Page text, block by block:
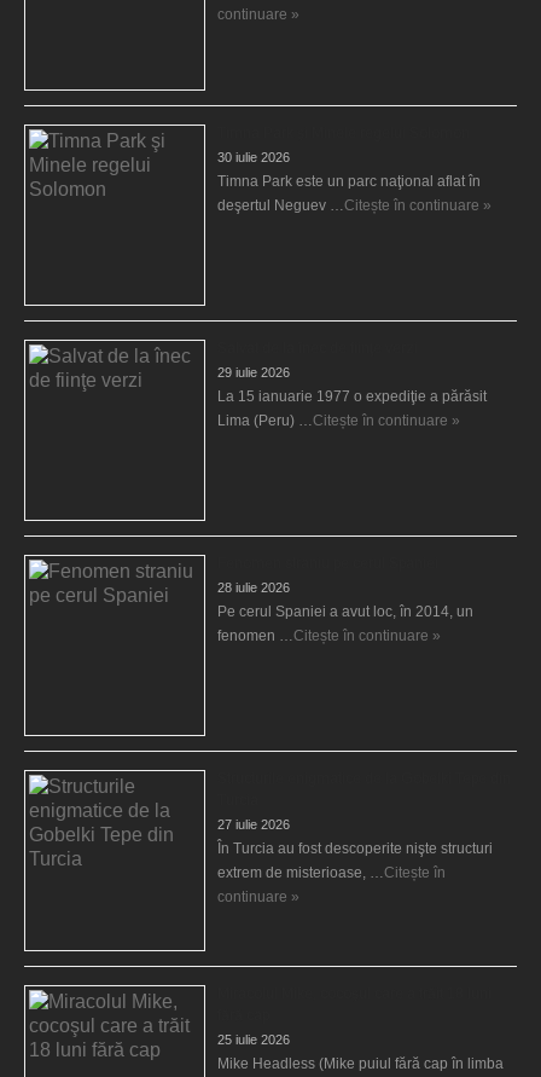
continuare »
30 iulie 2026
Timna Park este un parc naţional aflat în
deşertul Neguev … Citește în continuare »
29 iulie 2026
La 15 ianuarie 1977 o expediţie a părăsit
Lima (Peru) … Citește în continuare »
28 iulie 2026
Pe cerul Spaniei a avut loc, în 2014, un
fenomen … Citește în continuare »
27 iulie 2026
În Turcia au fost descoperite nişte structuri
extrem de misterioase, … Citește în
continuare »
25 iulie 2026
Mike Headless (Mike puiul fără cap în limba